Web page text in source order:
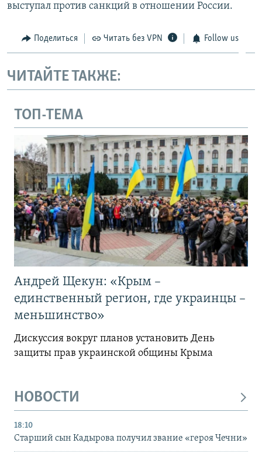
выступал против санкций в отношении России.
Поделиться Читать без VPN Follow us
ЧИТАЙТЕ ТАКЖЕ:
ТОП-ТЕМА
Андрей Щекун: «Крым –
единственный регион, где украинцы –
меньшинство»
Дискуссия вокруг планов установить День
защиты прав украинской общины Крыма
НОВОСТИ
18:10
Старший сын Кадырова получил звание «героя Чечни»